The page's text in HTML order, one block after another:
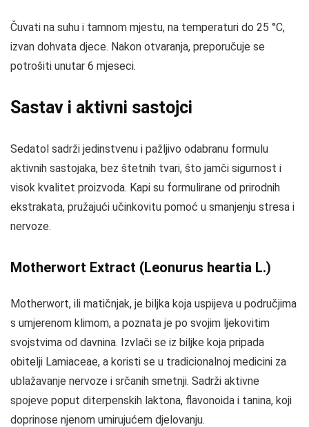
Čuvati na suhu i tamnom mjestu, na temperaturi do 25 °C,
izvan dohvata djece. Nakon otvaranja, preporučuje se
potrošiti unutar 6 mjeseci.
Sastav i aktivni sastojci
Sedatol sadrži jedinstvenu i pažljivo odabranu formulu
aktivnih sastojaka, bez štetnih tvari, što jamči sigurnost i
visok kvalitet proizvoda. Kapi su formulirane od prirodnih
ekstrakata, pružajući učinkovitu pomoć u smanjenju stresa i
nervoze.
Motherwort Extract (Leonurus heartia L.)
Motherwort, ili matičnjak, je biljka koja uspijeva u područjima
s umjerenom klimom, a poznata je po svojim ljekovitim
svojstvima od davnina. Izvlači se iz biljke koja pripada
obitelji Lamiaceae, a koristi se u tradicionalnoj medicini za
ublažavanje nervoze i srčanih smetnji. Sadrži aktivne
spojeve poput diterpenskih laktona, flavonoida i tanina, koji
doprinose njenom umirujućem djelovanju.